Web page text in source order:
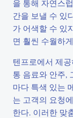
을 통해 자연스
간을 보낼 수 있
가 어색할 수 있
면 훨씬 수월하
텐프로에서 제
통 음료와 안주,
마다 특색 있는
는 고객의 요청
한다. 이러한 맞